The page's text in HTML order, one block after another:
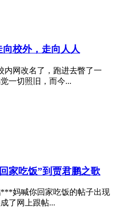
校外，走向人人
内网改名了，跑进去瞥了一
一切照旧，而今...
家吃饭”到贾君鹏之歌
妈喊你回家吃饭的帖子出现
了网上跟帖...